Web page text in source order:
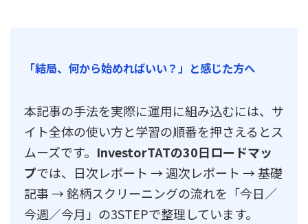
「結局、何から始めればいい？」と感じた方へ
本記事の手法を実際に運用に組み込むには、サ
イト全体の使い方と学習の順番を押さえるとス
ムーズです。 InvestorTATの30日ロードマッ
プでは、日次レポート → 週次レポート → 基礎
記事 → 銘柄スクリーニングの流れを「今日／
今週／今月」の3STEPで整理しています。